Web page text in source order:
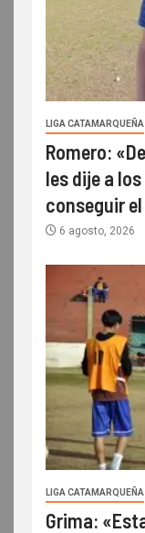
LIGA CATAMARQUEÑA
Romero:
les dije a
conseguir
6 agosto, 2026
LIGA CATAMARQUEÑA
Grima: